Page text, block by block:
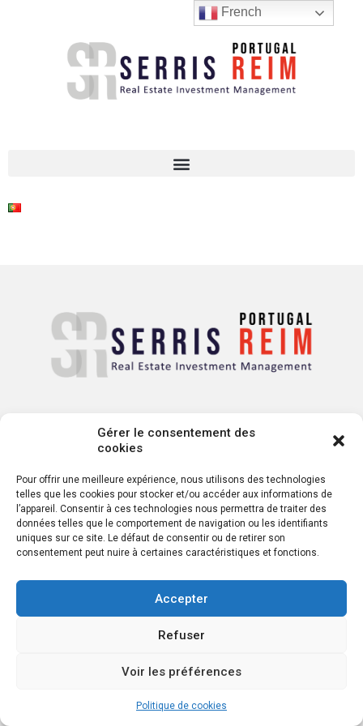
Gérer le consentement des
cookies
Pour offrir une meilleure expérience, nous utilisons des technologies
telles que les cookies pour stocker et/ou accéder aux informations de
l’appareil. Consentir à ces technologies nous permettra de traiter des
données telles que le comportement de navigation ou les identifiants
uniques sur ce site. Le défaut de consentir ou de retirer son
consentement peut nuire à certaines caractéristiques et fonctions.
Accepter
Refuser
Voir les préférences
Politique de cookies
Serris Reim - 135 avenue de Wagram, 75017 Paris
Serris Reim - Marseille 11, 61 route d'Allauch
Serris Reim - Lyon 9, 55TER, Avenue rené Cassin
Serris Reim - Belgique (1050), 380 avenue Louise
Rua Joshua Benoliel 6, 7B, 1250-133 Lisboa
French